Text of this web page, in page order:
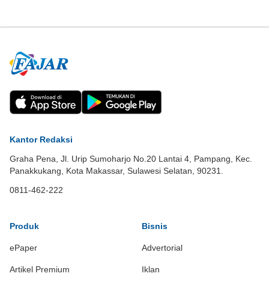
Kantor Redaksi
Graha Pena, Jl. Urip Sumoharjo No.20 Lantai 4, Pampang, Kec.
Panakkukang, Kota Makassar, Sulawesi Selatan, 90231.
0811-462-222
Produk
ePaper
Artikel Premium
Bisnis
Advertorial
Iklan